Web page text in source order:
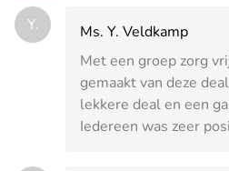
Y.
Ms. Y. Veldkamp
Met een groep zorg
gemaakt van deze
lekkere deal en een
Iedereen was zeer